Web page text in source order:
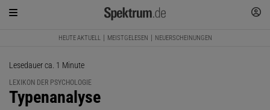
HEUTE AKTUELL MEISTGELESEN NEUERSCHEINUNGEN
Lesedauer ca. 1 Minute
LEXIKON DER PSYCHOLOGIE
:
Typenanalyse